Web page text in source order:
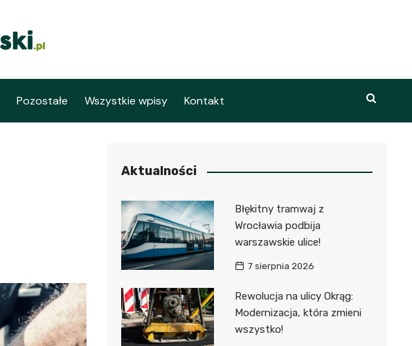
Pozostałe Wszystkie wpisy Kontakt
Aktualności
Błękitny tramwaj z
Wrocławia podbija
warszawskie ulice!
7 sierpnia 2026
Rewolucja na ulicy Okrąg:
Modernizacja, która zmieni
wszystko!